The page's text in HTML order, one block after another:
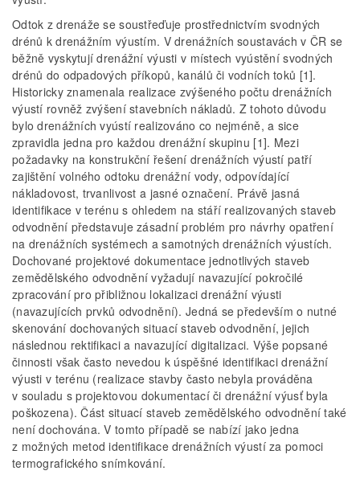
Odtok z drenáže se soustřeďuje prostřednictvím svodných
drénů k drenážním výustím. V drenážních soustavách v ČR se
běžně vyskytují drenážní výusti v místech vyústění svodných
drénů do odpadových příkopů, kanálů či vodních toků [1].
Historicky znamenala realizace zvýšeného počtu drenážních
výustí rovněž zvýšení stavebních nákladů. Z tohoto důvodu
bylo drenážních vyústí realizováno co nejméně, a sice
zpravidla jedna pro každou drenážní skupinu [1]. Mezi
požadavky na konstrukční řešení drenážních výustí patří
zajištění volného odtoku drenážní vody, odpovídající
nákladovost, trvanlivost a jasné označení. Právě jasná
identifikace v terénu s ohledem na stáří realizovaných staveb
odvodnění představuje zásadní problém pro návrhy opatření
na drenážních systémech a samotných drenážních výustích.
Dochované projektové dokumentace jednotlivých staveb
zemědělského odvodnění vyžadují navazující pokročilé
zpracování pro přibližnou lokalizaci drenážní výusti
(navazujících prvků odvodnění). Jedná se především o nutné
skenování dochovaných situací staveb odvodnění, jejich
následnou rektifikaci a navazující digitalizaci. Výše popsané
činnosti však často nevedou k úspěšné identifikaci drenážní
výusti v terénu (realizace stavby často nebyla prováděna
v souladu s projektovou dokumentací či drenážní výusť byla
poškozena). Část situací staveb zemědělského odvodnění také
není dochována. V tomto případě se nabízí jako jedna
z možných metod identifikace drenážních výustí za pomoci
termografického snímkování.